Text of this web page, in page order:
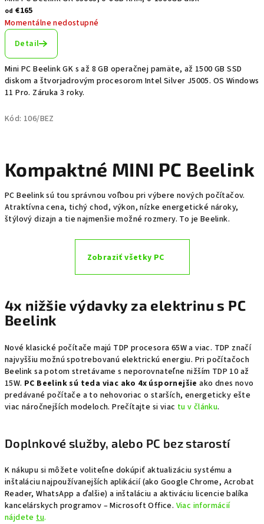
od €165
Momentálne nedostupné
Detail
Mini PC Beelink GK s až 8 GB operačnej pamäte, až 1500 GB SSD
diskom a štvorjadrovým procesorom Intel Silver J5005. OS Windows
11 Pro. Záruka 3 roky.
Kód: 106/BEZ
Kompaktné MINI PC Beelink
PC Beelink sú tou správnou voľbou pri výbere nových počítačov.
Atraktívna cena, tichý chod, výkon, nízke energetické nároky,
štýlový dizajn a tie najmenšie možné rozmery. To je Beelink.
Zobraziť všetky PC
4x nižšie výdavky za elektrinu s PC
Beelink
Nové klasické počítače majú TDP procesora 65W a viac. TDP značí
najvyššiu možnú spotrebovanú elektrickú energiu. Pri počítačoch
Beelink sa potom stretávame s neporovnateľne nižším TDP 10 až
15W. PC Beelink sú teda viac ako 4x úspornejšie ako dnes novo
predávané počítače a to nehovoriac o starších, energeticky ešte
viac náročnejších modeloch. Prečítajte si viac tu v článku.
Doplnkové služby, alebo PC bez starostí
K nákupu si môžete voliteľne dokúpiť aktualizáciu systému a
inštaláciu najpoužívanejších aplikácií (ako Google Chrome, Acrobat
Reader, WhatsApp a ďalšie) a inštaláciu a aktiváciu licencie balíka
kancelárskych programov – Microsoft Office. Viac informácií
nájdetetu.